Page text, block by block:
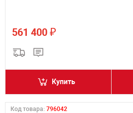
561 400 ₽
Купить
Код товара: 796042